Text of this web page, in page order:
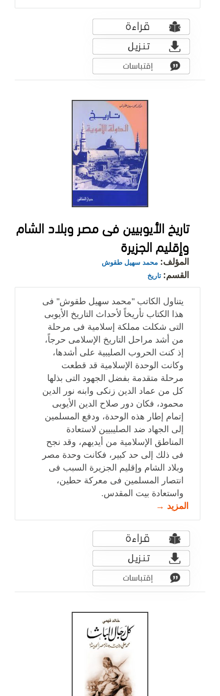
تاريخ الأيوبيين فى مصر وبلاد الشام
وإقليم الجزيرة
المؤلف: محمد سهيل طقوش
القسم: تاريخ
يتناول الكاتب "محمد سهيل طقوش" فى
هذا الكتاب تأريخاً لأحداث التاريخ الأيوبى
التى شكلت مملكة إسلامية فى مرحلة
من أشد مراحل التاريخ الإسلامى حرجاً،
إذ كنت الحروب الصليبية على أشدها،
وكانت الوحدة الإسلامية قد قطعت
مرحلة متقدمة بفضل الجهود التى بذلها
كل من عماد الدين زنكى وابنه نور الدين
محمود، فكان دور صلاح الدين الأيوبى
إتمام إطار هذه الوحدة، ودفع المسلمين
إلى الجهاد ضد الصليبيين لاستعادة
المناطق الإسلامية من أيديهم، وقد نجح
فى ذلك إلى حد كبير، فكانت وحدة مصر
وبلاد الشام وإقليم الجزيرة السبب فى
انتصار المسلمين فى معركة حطين،
واستعادة بيت المقدس.
المزيد →